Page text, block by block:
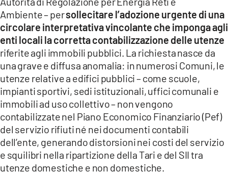
COSENZACHANNEL.IT
ILVIBONESE.IT
CATANZAROCHANNEL.IT
LACAPITALENEWS.IT
App
ANDROID
APPLE
Ambiente – persollecitare l’adozione urgente di una
circolare interpretativa vincolante che imponga agli
enti locali la corretta contabilizzazione delle utenze
riferite agli immobili pubblici. La richiesta nasce da
una grave e diffusa anomalia: in numerosi Comuni, le
utenze relative a edifici pubblici – come scuole,
impianti sportivi, sedi istituzionali, uffici comunali e
immobili ad uso collettivo – non vengono
contabilizzate nel Piano Economico Finanziario (Pef)
del servizio rifiuti né nei documenti contabili
dell’ente, generando distorsioni nei costi del servizio
e squilibri nella ripartizione della Tari e del SII tra
utenze domestiche e non domestiche.